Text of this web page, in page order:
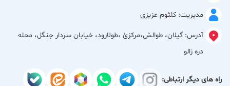
مدیریت: کلثوم عزیزی
آدرس: گیلان، طوالش،مركزئ ،طولارود، خیابان سردار جنگل، محله
دره زالو
راه های دیگر ارتباطی: